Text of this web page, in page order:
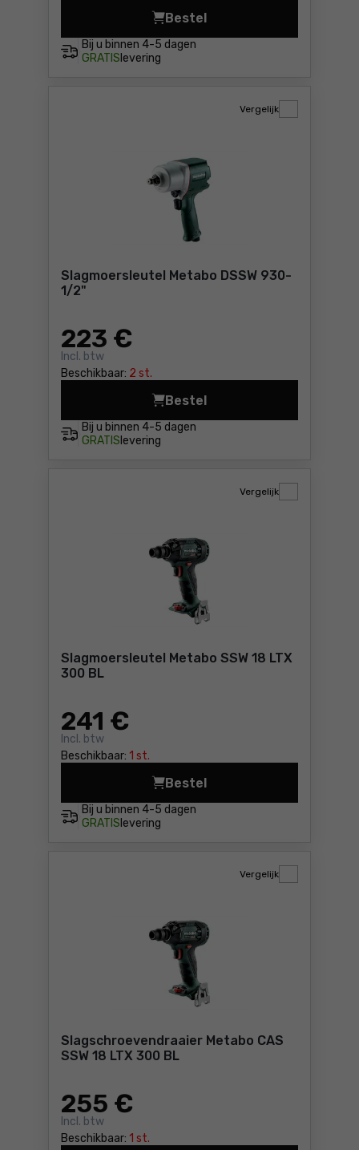
Bij u binnen 4-5 dagen
GRATIS levering
Bestel
Slagschroevendraaier
Slagmoersleutel Metabo DSSW 930-
1/2"
223 €
Incl. btw
Beschikbaar: 2 st.
Vergelijk
Bij u binnen 4-5 dagen
GRATIS levering
Bestel
Slagmoersleutel Metabo
Slagmoersleutel Metabo SSW 18 LTX
300 BL
241 €
Incl. btw
Beschikbaar: 1 st.
Vergelijk
Bij u binnen 4-5 dagen
GRATIS levering
Bestel
Slagmoersleutel Metabo
Slagschroevendraaier Metabo CAS
SSW 18 LTX 300 BL
255 €
Incl. btw
Beschikbaar: 1 st.
Vergelijk